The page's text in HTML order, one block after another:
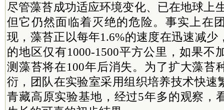
尽管藻苔成功适应环境变化、已在地球上
但它仍然面临着灭绝的危险。事实上在
现，藻苔正以每年1.6%的速度在迅速减少
的地区仅有1000-1500平方公里，如果不
测藻苔将在100年后消失。为了扩大藻苔
衍，团队在实验室采用组织培养技术快速
青藏高原实验基地，经过5年多的观察，